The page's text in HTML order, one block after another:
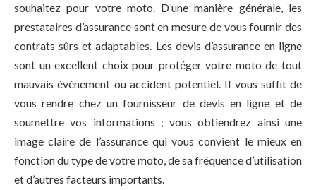
souhaitez pour votre moto. D’une manière générale, les
prestataires d’assurance sont en mesure de vous fournir des
contrats sûrs et adaptables. Les devis d’assurance en ligne
sont un excellent choix pour protéger votre moto de tout
mauvais événement ou accident potentiel. Il vous suffit de
vous rendre chez un fournisseur de devis en ligne et de
soumettre vos informations ; vous obtiendrez ainsi une
image claire de l’assurance qui vous convient le mieux en
fonction du type de votre moto, de sa fréquence d’utilisation
et d’autres facteurs importants.